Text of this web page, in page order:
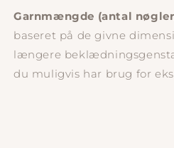
Garnmængde (antal
baseret på de givne
længere
du muligvis har brug for